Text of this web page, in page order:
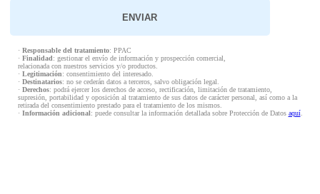
· Responsable del tratamiento: PPAC
· Finalidad: gestionar el envío de información y prospección comercial,
relacionada con nuestros servicios y/o productos.
· Legitimación: consentimiento del interesado.
· Destinatarios: no se cederán datos a terceros, salvo obligación legal.
· Derechos: podrá ejercer los derechos de acceso, rectificación, limitación de tratamiento,
supresión, portabilidad y oposición al tratamiento de sus datos de carácter personal, así como a la
retirada del consentimiento prestado para el tratamiento de los mismos.
· Información adicional: puede consultar la información detallada sobre Protección de Datos aquí.